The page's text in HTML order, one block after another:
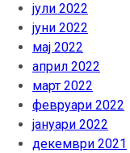
јули 2022
јуни 2022
мај 2022
април 2022
март 2022
февруари 2022
јануари 2022
декември 2021